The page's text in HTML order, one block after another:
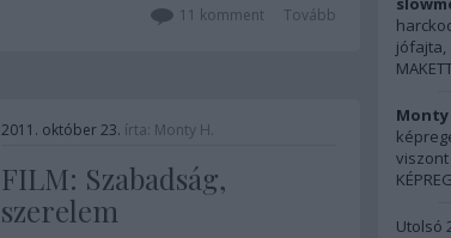
Tovább
11 komment
2011. október 23. írta: Monty H.
FILM: Szabadság,
szerelem
jófajta,
Monty
viszont
Utolsó